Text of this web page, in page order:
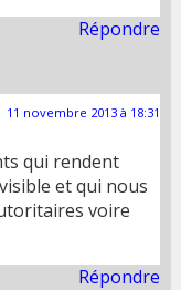
Répondre
11 novembre 2013 à 18:31
qui rendent
et qui nous
voire
Répondre